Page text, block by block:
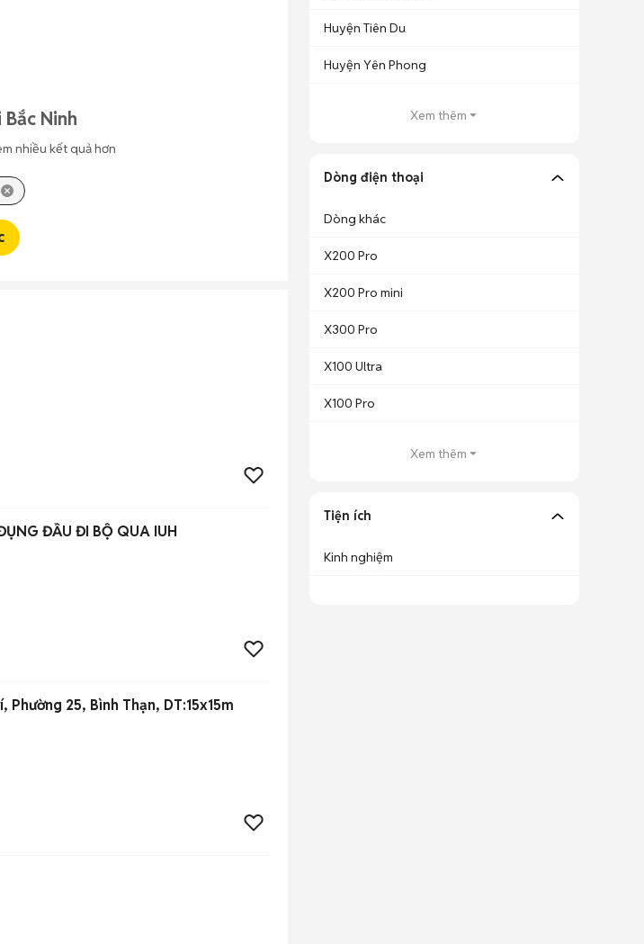
Ninh
nhiều kết quả hơn
ĐẦU ĐI BỘ QUA IUH
25, Bình Thạn, DT:15x15m
Huyện Tiên Du
Huyện Yên Phong
Xem thêm
Dòng điện thoại
Dòng khác
X200 Pro
X200 Pro mini
X300 Pro
X100 Ultra
X100 Pro
Xem thêm
Tiện ích
Kinh nghiệm